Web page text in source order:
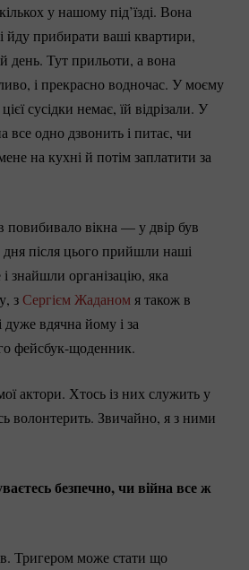
у нашому під’їзді. Вона
йду прибирати ваші квартири,
день. Тут прильоти, а вона
і прекрасно водночас. У моєму
сусідки немає, їй відрізали. У
все одно дзвонить і питає, чи
на кухні й потім заплатити за
повибивало вікна — у двір був
після цього прийшли наші
знайшли організацію, яка
зСергієм Жаданом я також в
дуже вдячна йому і за
фейсбук-щоденник.
актори. Хтось із них служить у
волонтерить. Звичайно, я з ними
безпечно, чи війна все ж
Тригером може стати що